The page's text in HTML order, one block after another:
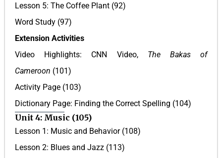
Lesson 5: The Coffee Plant (92)
Word Study (97)
Extension Activities
Video Highlights: CNN Video, The Bakas of
Cameroon (101)
Activity Page (103)
Dictionary Page: Finding the Correct Spelling (104)
Unit 4: Music (105)
Lesson 1: Music and Behavior (108)
Lesson 2: Blues and Jazz (113)